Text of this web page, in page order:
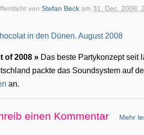
vonStefan Beck am 31. Dec. 2008,
of 2008 » Das beste Partykonzept seit
packte das Soundsystem auf
an.
einen Kommentar Mehr